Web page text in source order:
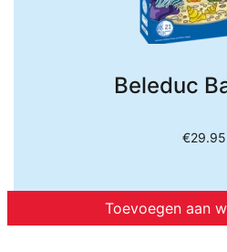
Beleduc
€29.95
Toevoegen aan